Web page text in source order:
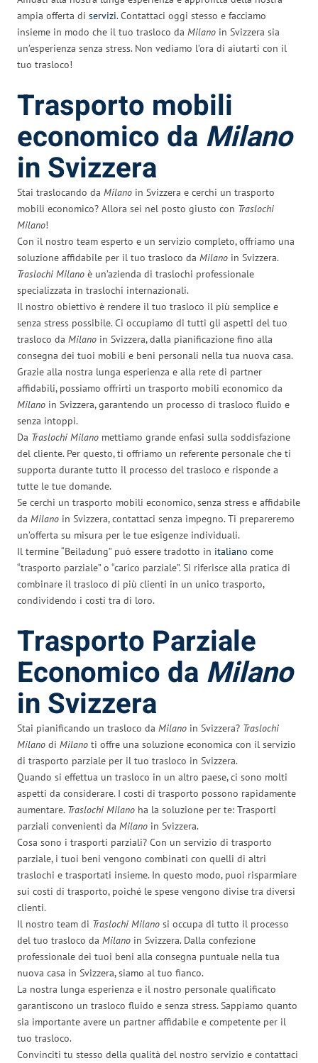
ampia offerta di servizi. Contattaci oggi stesso e facciamo
insieme in modo che il tuo trasloco da Milano in Svizzera sia
un’esperienza senza stress. Non vediamo l’ora di aiutarti con il
tuo trasloco!
Trasporto mobili
economico da Milano
in Svizzera
Stai traslocando da Milano in Svizzera e cerchi un trasporto
mobili economico? Allora sei nel posto giusto con Traslochi
Milano!
Con il nostro team esperto e un servizio completo, offriamo una
soluzione affidabile per il tuo trasloco da Milano in Svizzera.
Traslochi Milano è un’azienda di traslochi professionale
specializzata in traslochi internazionali.
Il nostro obiettivo è rendere il tuo trasloco il più semplice e
senza stress possibile. Ci occupiamo di tutti gli aspetti del tuo
trasloco da Milano in Svizzera, dalla pianificazione fino alla
consegna dei tuoi mobili e beni personali nella tua nuova casa.
Grazie alla nostra lunga esperienza e alla rete di partner
affidabili, possiamo offrirti un trasporto mobili economico da
Milano in Svizzera, garantendo un processo di trasloco fluido e
senza intoppi.
Da Traslochi Milano mettiamo grande enfasi sulla soddisfazione
del cliente. Per questo, ti offriamo un referente personale che ti
supporta durante tutto il processo del trasloco e risponde a
tutte le tue domande.
Se cerchi un trasporto mobili economico, senza stress e affidabile
da Milano in Svizzera, contattaci senza impegno. Ti prepareremo
un’offerta su misura per le tue esigenze individuali.
Il termine “Beiladung” può essere tradotto in italiano come
“trasporto parziale” o “carico parziale”. Si riferisce alla pratica di
combinare il trasloco di più clienti in un unico trasporto,
condividendo i costi tra di loro.
Trasporto Parziale
Economico da Milano
in Svizzera
Stai pianificando un trasloco da Milano in Svizzera? Traslochi
Milano di Milano ti offre una soluzione economica con il servizio
di trasporto parziale per il tuo trasloco in Svizzera.
Quando si effettua un trasloco in un altro paese, ci sono molti
aspetti da considerare. I costi di trasporto possono rapidamente
aumentare. Traslochi Milano ha la soluzione per te: Trasporti
parziali convenienti da Milano in Svizzera.
Cosa sono i trasporti parziali? Con un servizio di trasporto
parziale, i tuoi beni vengono combinati con quelli di altri
traslochi e trasportati insieme. In questo modo, puoi risparmiare
sui costi di trasporto, poiché le spese vengono divise tra diversi
clienti.
Il nostro team di Traslochi Milano si occupa di tutto il processo
del tuo trasloco da Milano in Svizzera. Dalla confezione
professionale dei tuoi beni alla consegna puntuale nella tua
nuova casa in Svizzera, siamo al tuo fianco.
La nostra lunga esperienza e il nostro personale qualificato
garantiscono un trasloco fluido e senza stress. Sappiamo quanto
sia importante avere un partner affidabile e competente per il
tuo trasloco.
Convinciti tu stesso della qualità del nostro servizio e contattaci